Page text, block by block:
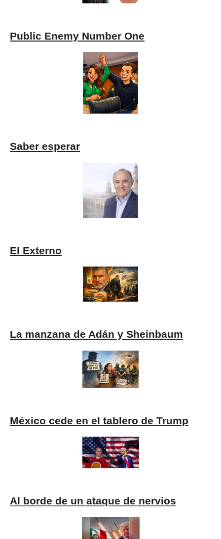
Public Enemy Number One
Saber esperar
El Externo
La manzana de Adán y Sheinbaum
México cede en el tablero de Trump
Al borde de un ataque de nervios